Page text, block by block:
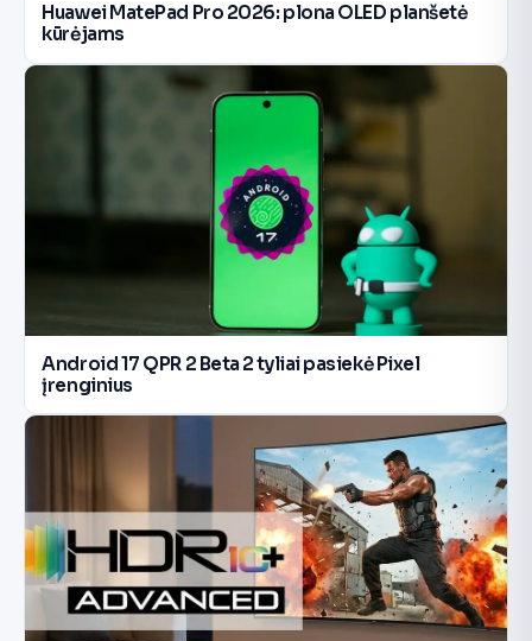
Huawei MatePad Pro 2026: plona OLED planšetė
kūrėjams
Android 17 QPR 2 Beta 2 tyliai pasiekė Pixel
įrenginius